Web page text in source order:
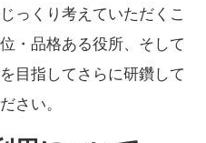
っくり考えていただくこ
・品格ある役所、そして
目指してさらに研鑽して
さい。